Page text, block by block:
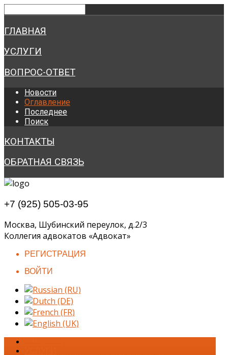
ГЛАВНАЯ
УСЛУГИ
ВОПРОС-ОТВЕТ
Новости
Оглавление
Последнее
Поиск
КОНТАКТЫ
ОБРАТНАЯ СВЯЗЬ
+7 (925) 505-03-95
Москва, Шубинский переулок, д.2/3
Коллегия адвокатов «Адвокат»
РЕГИСТРАЦИЯ
ВОЙТИ